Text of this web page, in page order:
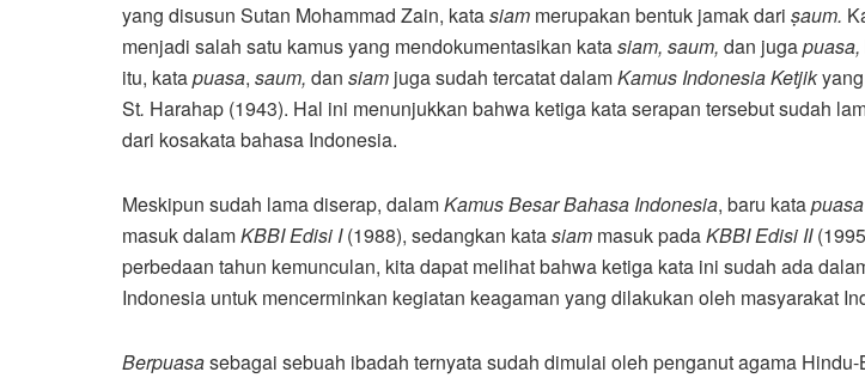
yang disusun Sutan Mohammad Zain, katasiam merupakan bentuk jamak dari ṣaum.
menjadi salah satu kamus yang mendokumentasikan katasiam, saum, dan jugapuasa,
itu, katapuasa, saum, dan siam juga sudah tercatat dalamKamus Indonesia Ketjik
St. Harahap (1943). Hal ini menunjukkan bahwa ketiga kata serapan tersebut sudah
dari kosakata bahasa Indonesia.
Meskipun sudah lama diserap, dalamKamus Besar Bahasa Indonesia, baru katapuasa
masuk dalamKBBI Edisi I(1988), sedangkan katasiam masuk padaKBBI Edisi II
perbedaan tahun kemunculan, kita dapat melihat bahwa ketiga kata ini sudah ada
Indonesia untuk mencerminkan kegiatan keagaman yang dilakukan oleh masyarakat
Berpuasasebagai sebuah ibadah ternyata sudah dimulai oleh penganut agama